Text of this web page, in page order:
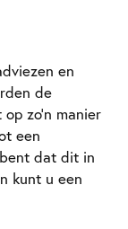
en
de
zo'n manier
een
dat dit in
kunt u een